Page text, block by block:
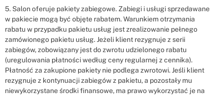
5. Salon oferuje pakiety zabiegowe. Zabiegi i usługi sprzedawane
w pakiecie mogą być objęte rabatem. Warunkiem otrzymania
rabatu w przypadku pakietu usług jest zrealizowanie pełnego
zamówionego pakietu usług. Jeżeli klient rezygnuje z serii
zabiegów, zobowiązany jest do zwrotu udzielonego rabatu
(uregulowania płatności według ceny regularnej z cennika).
Płatność za zakupione pakiety nie podlega zwrotowi. Jeśli klient
rezygnuje z kontynuacji zabiegów z pakietu, a pozostały mu
niewykorzystane środki finansowe, ma prawo wykorzystać je na